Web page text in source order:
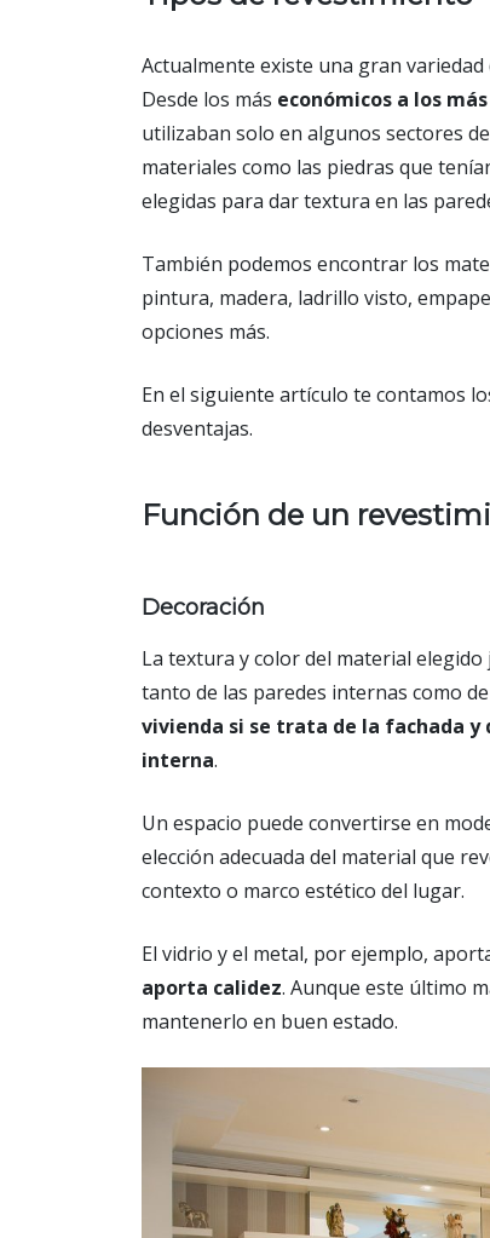
Actualmente existe una gran
Desde los más económicos a los
utilizaban solo en algunos sectores
materiales como las piedras que
elegidas para dar textura en las
También podemos encontrar los
pintura, madera, ladrillo visto,
opciones más.
En el siguiente artículo te contamos
desventajas.
Función de un
Decoración
La textura y color del material
tanto de las paredes internas como
vivienda si se trata de la fachada y
interna.
Un espacio puede convertirse en
elección adecuada del material que
contexto o marco estético del lugar.
El vidrio y el metal, por ejemplo,
aporta calidez. Aunque este último
mantenerlo en buen estado.